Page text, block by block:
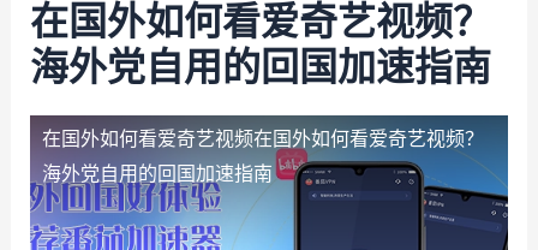
在国外如何看爱奇艺视频？
海外党自用的回国加速指南
在国外如何看爱奇艺视频在国外如何看爱奇艺视频？
海外党自用的回国加速指南